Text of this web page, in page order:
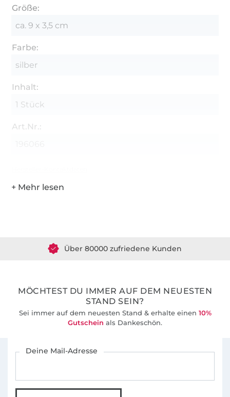
Größe:
ca. 9 x 3,5 cm
Farbe:
silber
Inhalt:
1 Stück
Art.Nr.:
MÖCHTEST DU IMMER AUF DEM NEUESTEN
STAND SEIN?
Sei immer auf dem neuesten Stand & erhalte einen 10%
Gutschein als Dankeschön.
Deine Mail-Adresse